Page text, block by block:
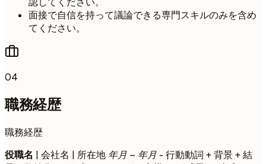
面接で自信を持って議論できる専門スキルのみを含め
てください。
04
職務経歴
職務経歴
役職名 | 会社名 | 所在地 年月 – 年月 - 行動動詞 + 背景 + 結